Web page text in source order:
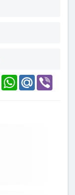
PinterestWhatsAppMail.Ru